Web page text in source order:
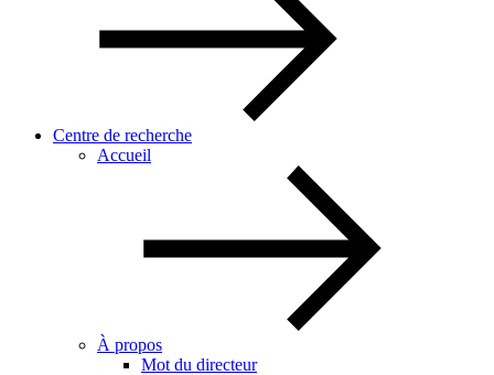
Centre de recherche
Accueil
À propos
Mot du directeur